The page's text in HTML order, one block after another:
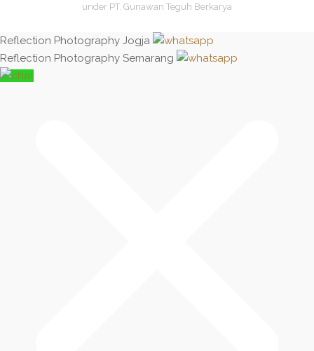
under PT. Gunawan Teguh Berkarya
Reflection Photography Jogja
Reflection Photography Semarang